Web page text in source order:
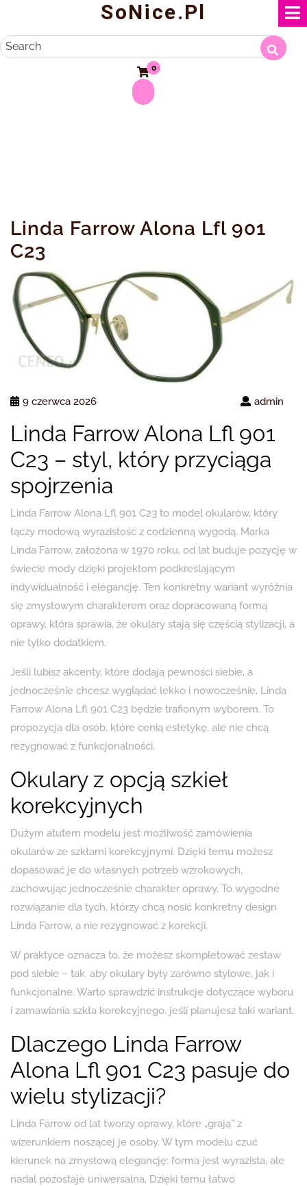
content
SoNice.pl
Search
0
Linda Farrow Alona Lfl 901
C23
9 czerwca 2026 admin
Linda Farrow Alona Lfl 901
C23 – styl, który przyciąga
spojrzenia
Linda Farrow Alona Lfl 901 C23 to model okularów, który
łączy modową wyrazistość z codzienną wygodą. Marka
Linda Farrow, założona w 1970 roku, od lat buduje pozycję w
świecie mody dzięki projektom podkreślającym
indywidualność i elegancję. Ten konkretny wariant wyróżnia
się zmysłowym charakterem oraz dopracowaną formą
oprawy, która sprawia, że okulary stają się częścią stylizacji, a
nie tylko dodatkiem.
Jeśli lubisz akcenty, które dodają pewności siebie, a
jednocześnie chcesz wyglądać lekko i nowocześnie, Linda
Farrow Alona Lfl 901 C23 będzie trafionym wyborem. To
propozycja dla osób, które cenią estetykę, ale nie chcą
rezygnować z funkcjonalności.
Okulary z opcją szkieł
korekcyjnych
Dużym atutem modelu jest możliwość zamówienia
okularów ze szkłami korekcyjnymi. Dzięki temu możesz
dopasować je do własnych potrzeb wzrokowych,
zachowując jednocześnie charakter oprawy. To wygodne
rozwiązanie dla tych, którzy chcą nosić konkretny design
Linda Farrow, a nie rezygnować z korekcji.
W praktyce oznacza to, że możesz skompletować zestaw
pod siebie – tak, aby okulary były zarówno stylowe, jak i
funkcjonalne. Warto sprawdzić instrukcje dotyczące wyboru
i zamawiania szkła korekcyjnego, jeśli planujesz taki wariant.
Dlaczego Linda Farrow
Alona Lfl 901 C23 pasuje do
wielu stylizacji?
Linda Farrow od lat tworzy oprawy, które „grają” z
wizerunkiem noszącej je osoby. W tym modelu czuć
kierunek na zmysłową elegancję: forma jest wyrazista, ale
nadal pozostaje uniwersalna. Dzięki temu łatwo